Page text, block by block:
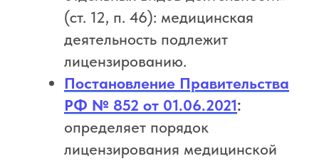
(ст. 12, п. 46): медицинская
деятельность подлежит
лицензированию.
Постановление Правительства
РФ № 852 от 01.06.2021:
определяет порядок
лицензирования медицинской